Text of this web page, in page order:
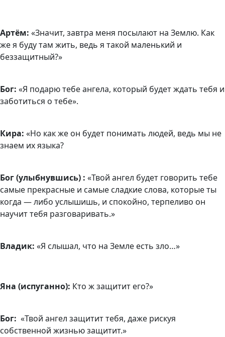
Артём: «Значит, завтра меня посылают на Землю. Как
же я буду там жить, ведь я такой маленький и
беззащитный?»
Бог: «Я подарю тебе ангела, который будет ждать тебя и
заботиться о тебе».
Кира: «Но как же он будет понимать людей, ведь мы не
знаем их языка?
Бог (улыбнувшись) : «Твой ангел будет говорить тебе
самые прекрасные и самые сладкие слова, которые ты
когда — либо услышишь, и спокойно, терпеливо он
научит тебя разговаривать.»
Владик: «Я слышал, что на Земле есть зло…»
Яна (испуганно): Кто ж защитит его?»
Бог: «Твой ангел защитит тебя, даже рискуя
собственной жизнью защитит.»